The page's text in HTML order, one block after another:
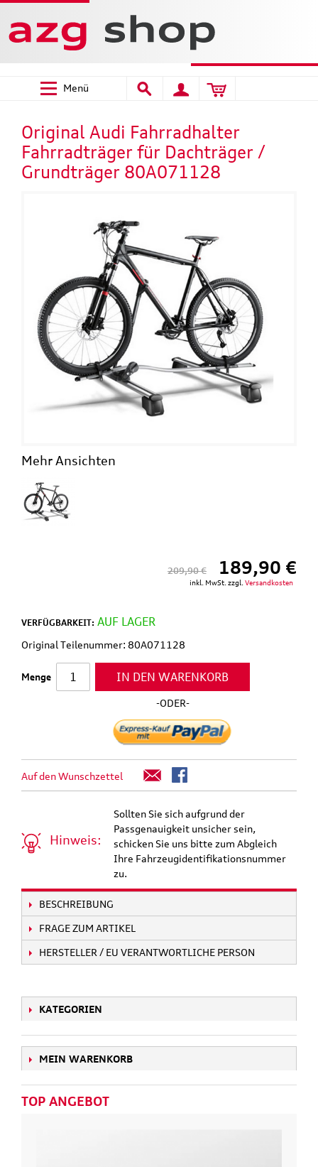
Menü
Original Audi Fahrradhalter
Fahrradträger für Dachträger /
Grundträger 80A071128
Mehr Ansichten
209,90 € 189,90 €
inkl. MwSt. zzgl. Versandkosten
VERFÜGBARKEIT: AUF LAGER
Original Teilenummer: 80A071128
Menge IN DEN WARENKORB
-ODER-
Auf den Wunschzettel
Hinweis:
Sollten Sie sich aufgrund der
Passgenauigkeit unsicher sein,
schicken Sie uns bitte zum Abgleich
Ihre Fahrzeugidentifikationsnummer
zu.
BESCHREIBUNG
FRAGE ZUM ARTIKEL
HERSTELLER / EU VERANTWORTLICHE PERSON
KATEGORIEN
MEIN WARENKORB
TOP ANGEBOT